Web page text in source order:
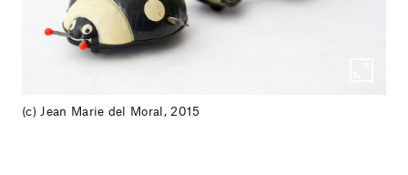
(c) Jean Marie del Moral, 2015